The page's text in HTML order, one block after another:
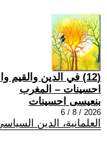
احسينات – المغرب
بنعيسى احسينات
2026 / 8 / 6
العلمانية، الدين